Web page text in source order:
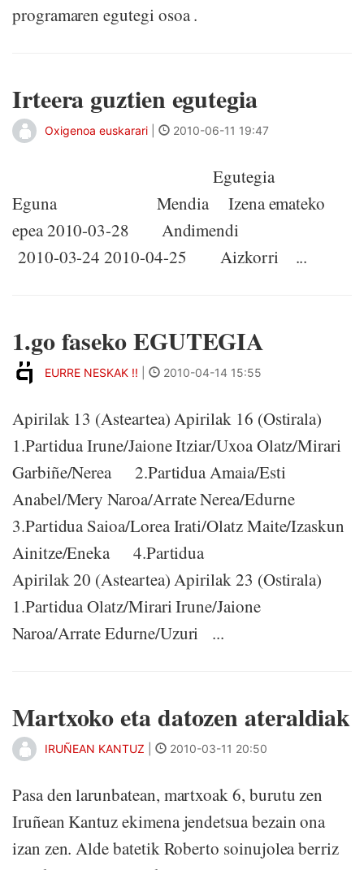
programaren egutegi osoa .
Irteera guztien egutegia
Oxigenoa euskarari 2010-06-11 19:47
Egutegia
Eguna Mendia Izena emateko
epea 2010-03-28 Andimendi
2010-03-24 2010-04-25 Aizkorri ...
1.go faseko EGUTEGIA
EURRE NESKAK !! 2010-04-14 15:55
Apirilak 13 (Asteartea) Apirilak 16 (Ostirala)
1.Partidua Irune/Jaione Itziar/Uxoa Olatz/Mirari
Garbiñe/Nerea 2.Partidua Amaia/Esti
Anabel/Mery Naroa/Arrate Nerea/Edurne
3.Partidua Saioa/Lorea Irati/Olatz Maite/Izaskun
Ainitze/Eneka 4.Partidua
Apirilak 20 (Asteartea) Apirilak 23 (Ostirala)
1.Partidua Olatz/Mirari Irune/Jaione
Naroa/Arrate Edurne/Uzuri ...
Martxoko eta datozen ateraldiak
IRUÑEAN KANTUZ 2010-03-11 20:50
Pasa den larunbatean, martxoak 6, burutu zen
Iruñean Kantuz ekimena jendetsua bezain ona
izan zen. Alde batetik Roberto soinujolea berriz